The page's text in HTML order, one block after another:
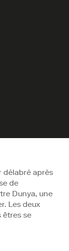
délabré après
de
Dunya, une
Les deux
êtres se